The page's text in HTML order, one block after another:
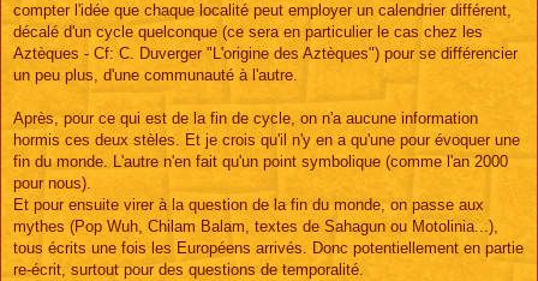
compter l'idée que chaque localité peut employer un calendrier différent,
décalé d'un cycle quelconque (ce sera en particulier le cas chez les
Aztèques - Cf: C. Duverger "L'origine des Aztèques") pour se différencier
un peu plus, d'une communauté à l'autre.
Après, pour ce qui est de la fin de cycle, on n'a aucune information
hormis ces deux stèles. Et je crois qu'il n'y en a qu'une pour évoquer une
fin du monde. L'autre n'en fait qu'un point symbolique (comme l'an 2000
pour nous).
Et pour ensuite virer à la question de la fin du monde, on passe aux
mythes (Pop Wuh, Chilam Balam, textes de Sahagun ou Motolinia...),
tous écrits une fois les Européens arrivés. Donc potentiellement en partie
re-écrit, surtout pour des questions de temporalité.